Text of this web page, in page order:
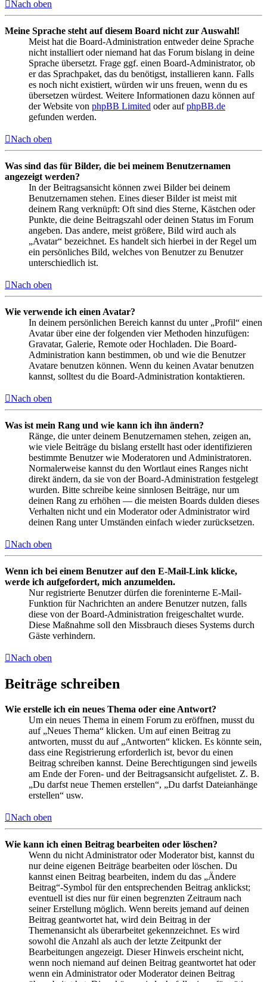
Nach oben
Meine Sprache steht auf diesem Board nicht zur Auswahl!
Meist hat die Board-Administration entweder deine Sprache
nicht installiert oder niemand hat das Forum bislang in deine
Sprache übersetzt. Frage ggf. einen Board-Administrator, ob
er das Sprachpaket, das du benötigst, installieren kann. Falls
es noch nicht existiert, würden wir uns freuen, wenn du es
übersetzen würdest. Weitere Informationen dazu können auf
der Website von phpBB Limited oder aufphpBB.de
gefunden werden.
Nach oben
Was sind das für Bilder, die bei meinem Benutzernamen
angezeigt werden?
In der Beitragsansicht können zwei Bilder bei deinem
Benutzernamen stehen. Eines dieser Bilder ist meist mit
deinem Rang verknüpft: Oft sind dies Sterne, Kästchen oder
Punkte, die deine Beitragszahl oder deinen Status im Forum
angeben. Das andere, meist größere, Bild wird auch als
„Avatar“ bezeichnet. Es handelt sich hierbei in der Regel um
ein persönliches Bild, welches von Benutzer zu Benutzer
unterschiedlich ist.
Nach oben
Wie verwende ich einen Avatar?
In deinem persönlichen Bereich kannst du unter „Profil“ einen
Avatar über eine der folgenden vier Methoden hinzufügen:
Gravatar, Galerie, Remote oder Hochladen. Die Board-
Administration kann bestimmen, ob und wie die Benutzer
Avatare benutzen können. Wenn du keinen Avatar benutzen
kannst, solltest du die Board-Administration kontaktieren.
Nach oben
Was ist mein Rang und wie kann ich ihn ändern?
Ränge, die unter deinem Benutzernamen stehen, zeigen an,
wie viele Beiträge du bislang erstellt hast oder identifizieren
bestimmte Benutzer wie Moderatoren und Administratoren.
Normalerweise kannst du den Wortlaut eines Ranges nicht
direkt ändern, da sie von der Board-Administration festgelegt
wurden. Bitte schreibe keine sinnlosen Beiträge, nur um
deinen Rang zu erhöhen — die meisten Boards dulden dieses
Verhalten nicht und ein Moderator oder Administrator wird
deinen Rang unter Umständen einfach wieder zurücksetzen.
Nach oben
Wenn ich bei einem Benutzer auf den E-Mail-Link klicke,
werde ich aufgefordert, mich anzumelden.
Nur registrierte Benutzer dürfen die foreninterne E-Mail-
Funktion für Nachrichten an andere Benutzer nutzen, falls
diese von der Board-Administration freigeschaltet wurde.
Diese Maßnahme soll den Missbrauch dieses Systems durch
Gäste verhindern.
Nach oben
Beiträge schreiben
Wie erstelle ich ein neues Thema oder eine Antwort?
Um ein neues Thema in einem Forum zu eröffnen, musst du
auf „Neues Thema“ klicken. Um auf einen Beitrag zu
antworten, musst du auf „Antworten“ klicken. Es könnte sein,
dass eine Registrierung erforderlich ist, bevor du einen
Beitrag schreiben kannst. Deine Berechtigungen sind jeweils
am Ende der Foren- und der Beitragsansicht aufgelistet. Z. B.
„Du darfst neue Themen erstellen“, „Du darfst Dateianhänge
erstellen“ usw.
Nach oben
Wie kann ich einen Beitrag bearbeiten oder löschen?
Wenn du nicht Administrator oder Moderator bist, kannst du
nur deine eigenen Beiträge bearbeiten oder löschen. Du
kannst einen Beitrag bearbeiten, indem du das „Ändere
Beitrag“-Symbol für den entsprechenden Beitrag anklickst;
eventuell ist dies nur für einen begrenzten Zeitraum nach
seiner Erstellung möglich. Wenn bereits jemand auf deinen
Beitrag geantwortet hat, wird dein Beitrag in der
Themenansicht als überarbeitet gekennzeichnet. Es wird
sowohl die Anzahl als auch der letzte Zeitpunkt der
Bearbeitungen angezeigt. Dieser Hinweis erscheint nicht,
wenn noch niemand auf deinen Beitrag geantwortet hat oder
wenn ein Administrator oder Moderator deinen Beitrag